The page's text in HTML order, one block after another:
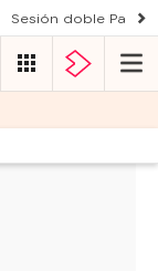
Sesión doble